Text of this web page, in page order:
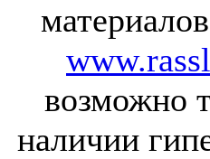
возможно
наличии